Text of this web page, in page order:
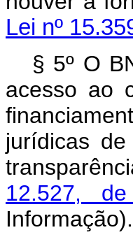
Lei nº
§ 5º O
acesso ao
jurídicas
12.527,